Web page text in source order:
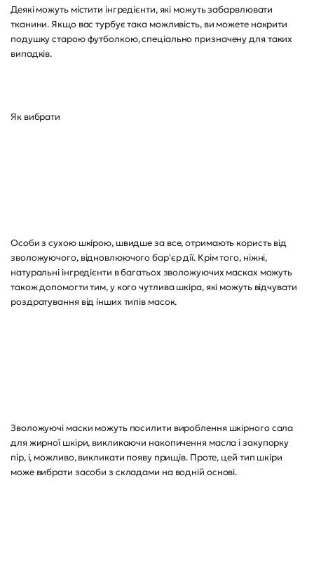
Деякі можуть містити інгредієнти, які можуть забарвлювати
тканини. Якщо вас турбує така можливість, ви можете накрити
подушку старою футболкою, спеціально призначену для таких
випадків.
Як вибрати
Особи з сухою шкірою, швидше за все, отримають користь від
зволожуючого, відновлюючого бар'єр дії. Крім того, ніжні,
натуральні інгредієнти в багатьох зволожуючих масках можуть
також допомогти тим, у кого чутлива шкіра, які можуть відчувати
роздратування від інших типів масок.
Зволожуючі маски можуть посилити вироблення шкірного сала
для жирної шкіри, викликаючи накопичення масла і закупорку
пір, і, можливо, викликати появу прищів. Проте, цей тип шкіри
може вибрати засоби з складами на водній основі.